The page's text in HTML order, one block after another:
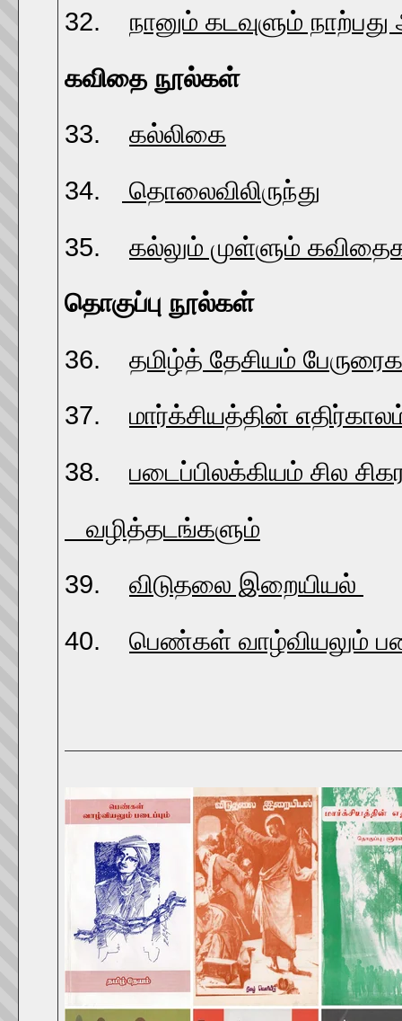
32. நானும் கடவுளும்
கவிதை நூல்கள்
33. கல்லிகை
34.
தொலைவிலிருந்து
35. கல்லும் முள்ளும்
தொகுப்பு நூல்கள்
36. தமிழ்த் தேசியம்
37. மார்க்சியத்தின்
38. படைப்பிலக்கியம் சில
வழித்தடங்களும்
39. விடுதலை இறையியல்
40. பெண்கள் வாழ்வியலும்